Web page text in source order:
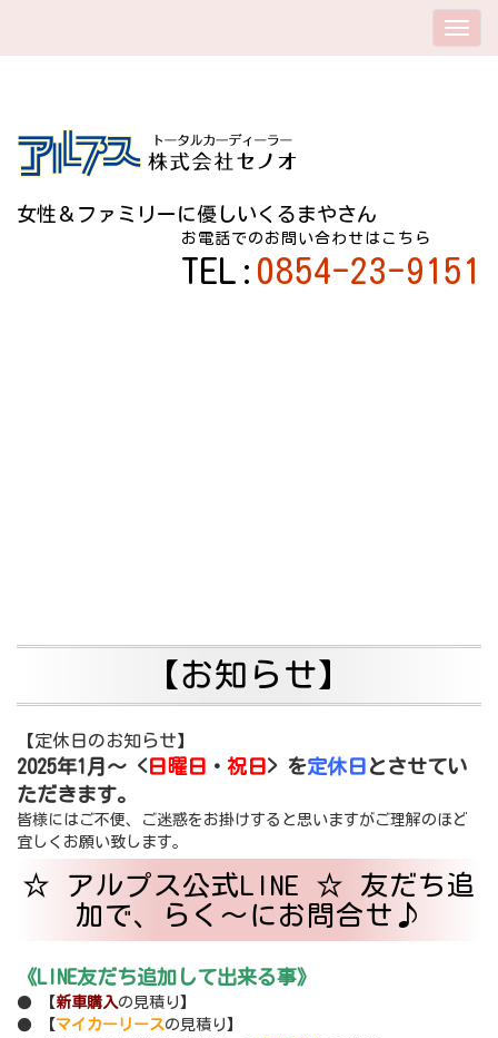
女性＆ファミリーに優しいくるまやさん
お電話でのお問い合わせはこちら
TEL: 0854-23-9151
【お知らせ】
【定休日のお知らせ】
2025年1月～ <日曜日 ・ 祝日> を定休日 とさせてい
ただきます。
皆様にはご不便、ご迷惑をお掛けすると思いますがご理解のほど
宜しくお願い致します。
☆ アルプス公式LINE ☆ 友だち追
加で、らく～にお問合せ♪
《LINE友だち追加して出来る事》
● 【 新車購入の見積り】
● 【 マイカーリースの見積り】